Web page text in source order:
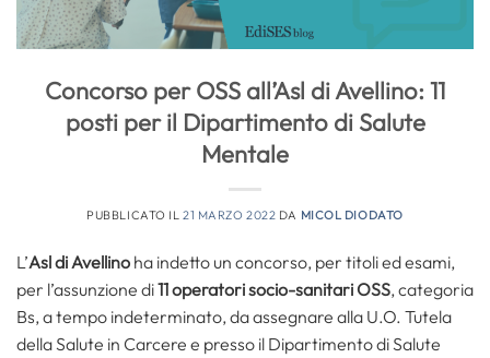
Concorso per OSS all’Asl di Avellino: 11
posti per il Dipartimento di Salute
Mentale
PUBBLICATO IL21 MARZO 2022 DA MICOL DIODATO
L’Asl di Avellino ha indetto un concorso, per titoli ed esami,
per l’assunzione di11 operatori socio-sanitari OSS, categoria
Bs, a tempo indeterminato, da assegnare alla U.O. Tutela
della Salute in Carcere e presso il Dipartimento di Salute